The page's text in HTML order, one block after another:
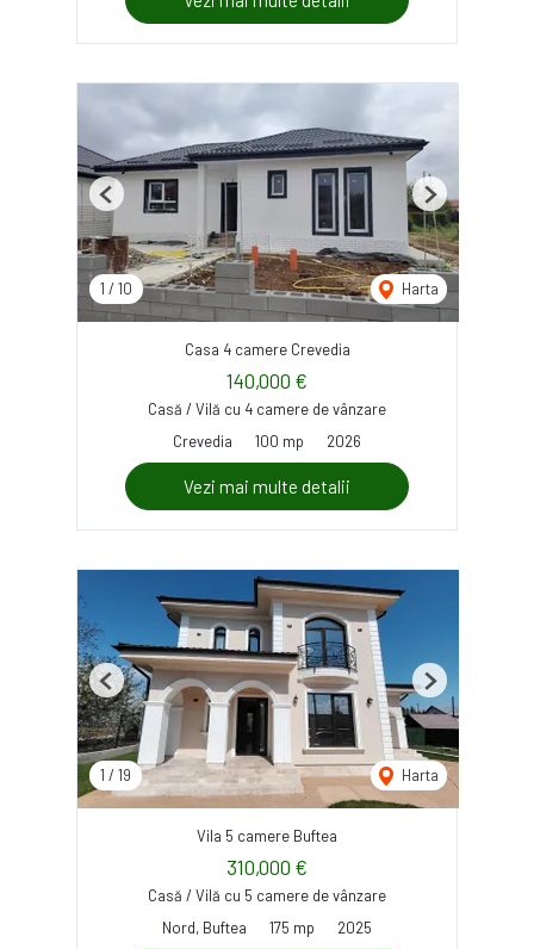
1 / 10 Harta
Previous Next
Casa 4 camere Crevedia
140,000 €
Casă / Vilă cu 4 camere de vânzare
Crevedia
100 mp 2026
Vezi mai multe detalii
1 / 19 Harta
Previous Next
Vila 5 camere Buftea
310,000 €
Casă / Vilă cu 5 camere de vânzare
Nord, Buftea
175 mp 2025